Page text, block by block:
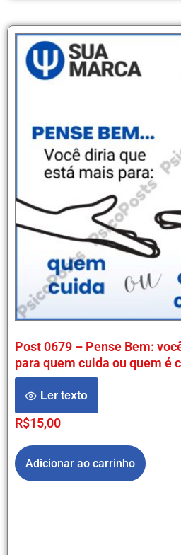
Post 0679 – Pense Bem:
para quem cuida ou quem é
Ler texto
R$15,00
Adicionar ao carrinho